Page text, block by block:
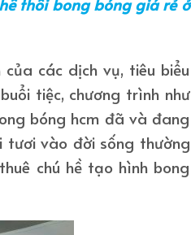
các dịch vụ, tiêu biểu
tiệc, chương trình như
bóng hcm đã và đang
tươi vào đời sống thường
chú hề tạo hình bong